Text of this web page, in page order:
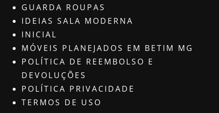
GUARDA ROUPAS
IDEIAS SALA MODERNA
INICIAL
MÓVEIS PLANEJADOS EM BETIM MG
POLÍTICA DE REEMBOLSO E
DEVOLUÇÕES
POLÍTICA PRIVACIDADE
TERMOS DE USO